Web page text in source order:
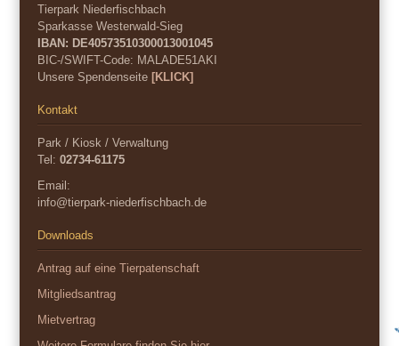
Tierpark Niederfischbach
Sparkasse Westerwald-Sieg
IBAN: DE40573510300013001045
BIC-/SWIFT-Code: MALADE51AKI
Unsere Spendenseite [KLICK]
Kontakt
Park / Kiosk / Verwaltung
Tel:02734-61175
Email:
info@tierpark-niederfischbach.de
Downloads
Antrag auf eine Tierpatenschaft
Mitgliedsantrag
Mietvertrag